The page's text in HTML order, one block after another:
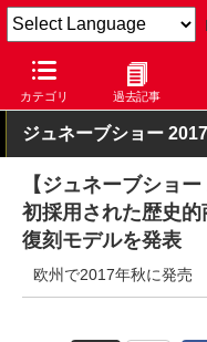
カテゴリ 過去記事
Car Watch タイヤ 横
ジュネーブショー 2017
【ジュネーブショ
初採用された歴史的
復刻モデルを発表
欧州で2017年秋に発売